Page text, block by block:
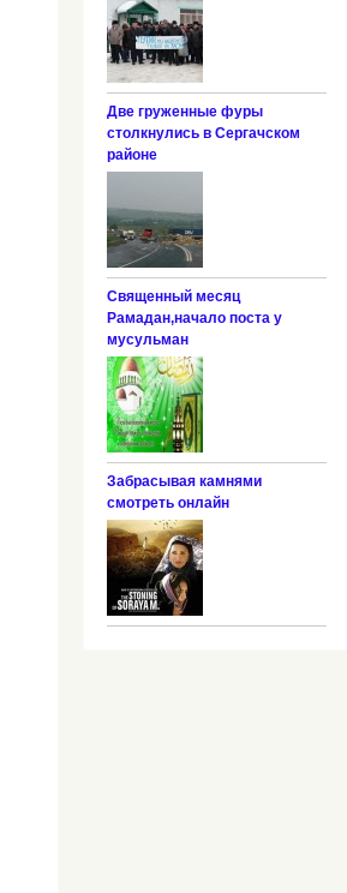
Две груженные фуры
столкнулись в Сергачском
районе
Священный месяц
Рамадан,начало поста у
мусульман
Забрасывая камнями
смотреть онлайн